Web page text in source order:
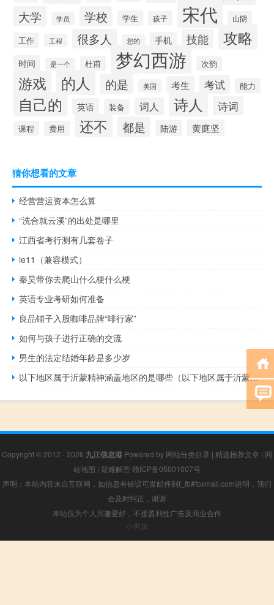
大学 学员 学校 学生 孩子 宋代 山阴
工作 工程 很多人 您的 手机 技能 攻略
时间 是一个 杜甫 梦幻西游 次韵
游戏 的人 的是 美国 考生 考试 能力
自己的 英语 装备 词人 诗人 诗词
课程 费用 还不 都是 陆游 黄庭坚
猜你想看的文章
经营营运资本怎么算
“洗合就云溪”的出处是哪里
江西省考行测有几套卷子
ie11（兼容模式）
秦昊带你去爬山什么梗什么梗
英语专业考研如何准备
良品铺子入股咖啡品牌“啡行家”
如何与孩子进行正确的交流
男生的法定结婚年龄是多少岁
以下地区属于沂蒙精神涵盖地区的是哪些（以下地区属于沂蒙精神涵盖地区的是）
Copyright © 2012 - 2026 九江信息港 Powered by 网站分类目录 | 精选推荐文章 | 网
站地图 | 疑难解答 赣ICP备05001007号
声明：本站内容来自互联网，如信息有错误可发邮件到f_fb#foxmail.com说明，我们
会及时纠正，谢谢
本站仅为个人兴趣爱好，不接盈利性广告及商业合作
小男孩